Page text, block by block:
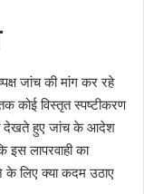
जांच की मांग कर रहे
कोई विस्तृत स्पष्टीकरण
देखते हुए जांच के आदेश
लापरवाही का
के लिए क्या कदम उठाए